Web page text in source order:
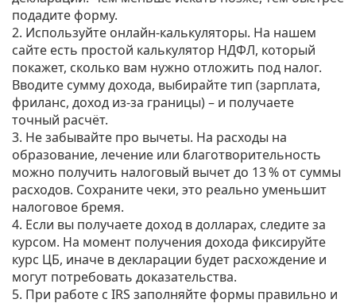
подадите форму.
2. Используйте онлайн‑калькуляторы. На нашем
сайте есть простой калькулятор НДФЛ, который
покажет, сколько вам нужно отложить под налог.
Вводите сумму дохода, выбирайте тип (зарплата,
фриланс, доход из-за границы) – и получаете
точный расчёт.
3. Не забывайте про вычеты. На расходы на
образование, лечение или благотворительность
можно получить налоговый вычет до 13 % от суммы
расходов. Сохраните чеки, это реально уменьшит
налоговое бремя.
4. Если вы получаете доход в долларах, следите за
курсом. На момент получения дохода фиксируйте
курс ЦБ, иначе в декларации будет расхождение и
могут потребовать доказательства.
5. При работе с IRS заполняйте формы правильно и